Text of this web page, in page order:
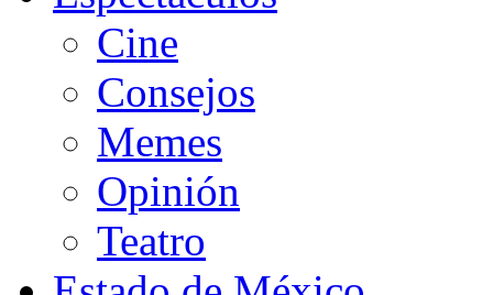
Cine
Consejos
Memes
Opinión
Teatro